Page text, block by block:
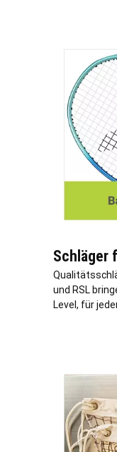
Schläger
und RSL
Level, für